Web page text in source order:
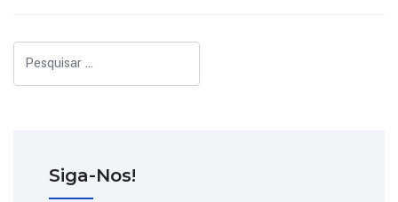
Siga-Nos!